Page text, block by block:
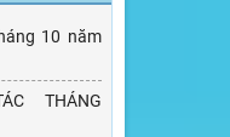
10 năm
THÁNG